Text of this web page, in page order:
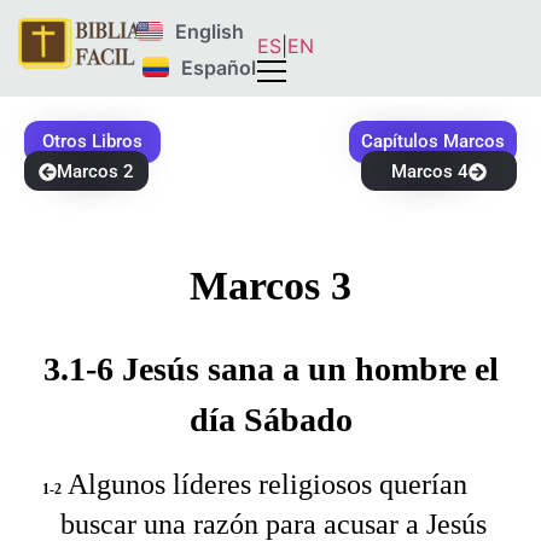
English
Español
ES EN
Otros Libros
Capítulos Marcos
Marcos 2
Marcos 4
Marcos 3
3.1-6 Jesús sana a un hombre el
día Sábado
1-2 Algunos líderes religiosos querían
buscar una razón para acusar a Jesús